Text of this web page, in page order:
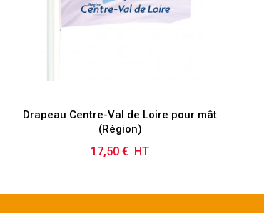
Drapeau Centre-Val de Loire pour mât
(Région)
Prix
17,50 € HT